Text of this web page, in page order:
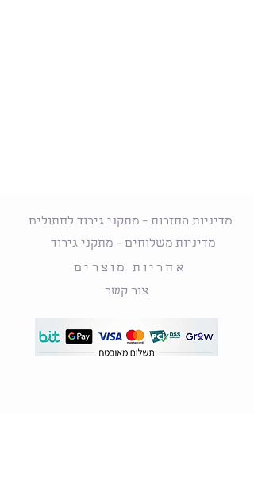
מדיניות החזרות – מתקני גירוד לחתולים
מדיניות משלוחים – מתקני גירוד
אחריות מוצרים
צור קשר